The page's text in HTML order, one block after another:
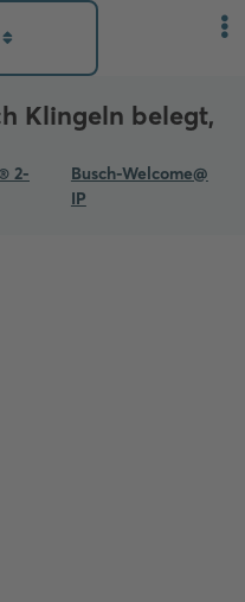
2-
Busch-Welcome@
IP
Klingeln belegt,